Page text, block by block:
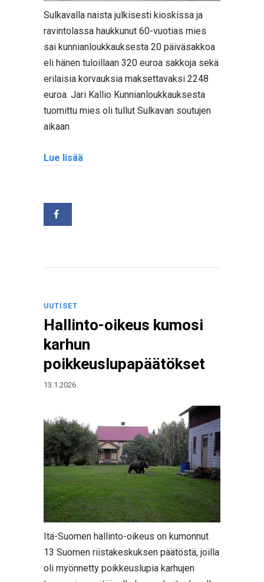
Sulkavalla naista julkisesti kioskissa ja
ravintolassa haukkunut 60-vuotias mies
sai kunnianloukkauksesta 20 päiväsakkoa
eli hänen tuloillaan 320 euroa sakkoja sekä
erilaisia korvauksia maksettavaksi 2248
euroa. Jari Kallio Kunnianloukkauksesta
tuomittu mies oli tullut Sulkavan soutujen
aikaan
Lue lisää
UUTISET
Hallinto-oikeus kumosi
karhun
poikkeuslupapäätökset
13.1.2026
Itä-Suomen hallinto-oikeus on kumonnut
13 Suomen riistakeskuksen päätöstä, joilla
oli myönnetty poikkeuslupia karhujen